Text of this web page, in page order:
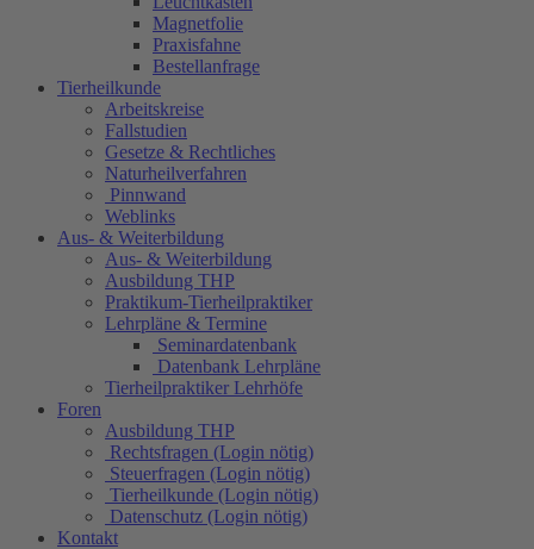
Magnetfolie
Praxisfahne
Bestellanfrage
Tierheilkunde
Arbeitskreise
Fallstudien
Gesetze & Rechtliches
Naturheilverfahren
Pinnwand
Weblinks
Aus- & Weiterbildung
Aus- & Weiterbildung
Ausbildung THP
Praktikum-Tierheilpraktiker
Lehrpläne & Termine
Seminardatenbank
Datenbank Lehrpläne
Tierheilpraktiker Lehrhöfe
Foren
Ausbildung THP
Rechtsfragen (Login nötig)
Steuerfragen (Login nötig)
Tierheilkunde (Login nötig)
Datenschutz (Login nötig)
Kontakt